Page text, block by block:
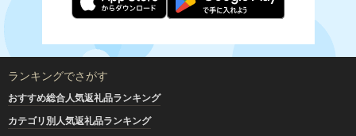
ランキングでさがす
おすすめ総合人気返礼品ランキング
カテゴリ別人気返礼品ランキング